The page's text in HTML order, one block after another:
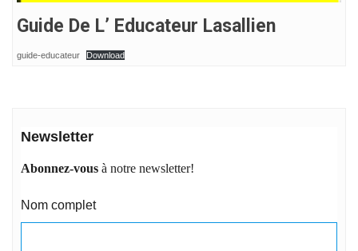
Guide De L’ Educateur Lasallien
guide-educateur Download
Newsletter
Abonnez-vous à notre newsletter!
Nom complet